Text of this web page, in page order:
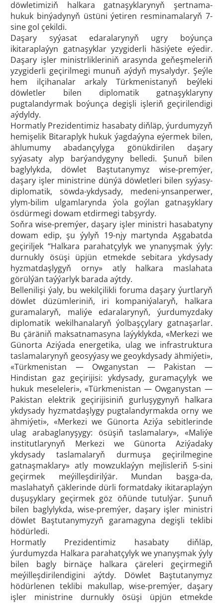
döwletimiziň halkara gatnaşyklarynyň şertnama-
hukuk binýadynyň üstüni ýetiren resminamalaryň 7-
sine gol çekildi.
Daşary syýasat edaralarynyň ugry boýunça
ikitaraplaýyn gatnaşyklar yzygiderli häsiýete eýedir.
Daşary işler ministrlikleriniň arasynda geňeşmeleriň
yzygiderli geçirilmegi munuň aýdyň mysalydyr. Şeýle
hem ilçihanalar arkaly Türkmenistanyň beýleki
döwletler bilen diplomatik gatnaşyklaryny
pugtalandyrmak boýunça degişli işleriň geçirilendigi
aýdyldy.
Hormatly Prezidentimiz hasabaty diňläp, ýurdumyzyň
hemişelik Bitaraplyk hukuk ýagdaýyna eýermek bilen,
ählumumy abadançylyga gönükdirilen daşary
syýasaty alyp barýandygyny belledi. Şunuň bilen
baglylykda, döwlet Baştutanymyz wise-premýer,
daşary işler ministrine dünýä döwletleri bilen syýasy-
diplomatik, söwda-ykdysady, medeni-ynsanperwer,
ylym-bilim ulgamlarynda ýola goýlan gatnaşyklary
ösdürmegi dowam etdirmegi tabşyrdy.
Soňra wise-premýer, daşary işler ministri hasabatyny
dowam edip, şu ýylyň 19-njy martynda Aşgabatda
geçiriljek “Halkara parahatçylyk we ynanyşmak ýyly:
durnukly ösüşi üpjün etmekde sebitara ykdysady
hyzmatdaşlygyň orny» atly halkara maslahata
görülýän taýýarlyk barada aýtdy.
Bellenilişi ýaly, bu wekilçilikli foruma daşary ýurtlaryň
döwlet düzümleriniň, iri kompaniýalaryň, halkara
guramalaryň, maliýe edaralarynyň, ýurdumyzdaky
diplomatik wekilhanalaryň ýolbaşçylary gatnaşarlar.
Bu çäräniň maksatnamasyna laýyklykda, «Merkezi we
Günorta Aziýada energetika, ulag we infrastruktura
taslamalarynyň geosyýasy we geoykdysady ähmiýeti»,
«Türkmenistan — Owganystan — Pakistan —
Hindistan gaz geçirijisi: ykdysady, guramaçylyk we
hukuk meseleleri», «Türkmenistan — Owganystan —
Pakistan elektrik geçirijisiniň gurluşygynyň halkara
ykdysady hyzmatdaşlygy pugtalandyrmakda orny we
ähmiýeti», «Merkezi we Günorta Aziýa sebitlerinde
ulag arabaglanyşygy: ösüşiň taslamalary», «Maliýe
institutlarynyň Merkezi we Günorta Aziýadaky
ykdysady taslamalaryň durmuşa geçirilmegine
gatnaşmaklary» atly mowzuklaýyn mejlisleriň 5-sini
geçirmek meýilleşdirilýär. Mundan başga-da,
maslahatyň çäklerinde dürli formatdaky ikitaraplaýyn
duşuşyklary geçirmek göz öňünde tutulýar. Şunuň
bilen baglylykda, wise-premýer, daşary işler ministri
döwlet Baştutanymyzyň garamagyna degişli teklibi
hödürledi.
Hormatly Prezidentimiz hasabaty diňläp,
ýurdumyzda Halkara parahatçylyk we ynanyşmak ýyly
bilen bagly birnäçe halkara çäreleri geçirmegiň
meýilleşdirilendigini aýtdy. Döwlet Baştutanymyz
hödürlenen teklibi makullap, wise-premýer, daşary
işler ministrine durnukly ösüşi üpjün etmekde